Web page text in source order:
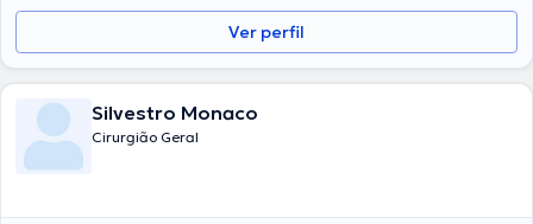
Ver perfil
Silvestro Monaco
Cirurgião Geral